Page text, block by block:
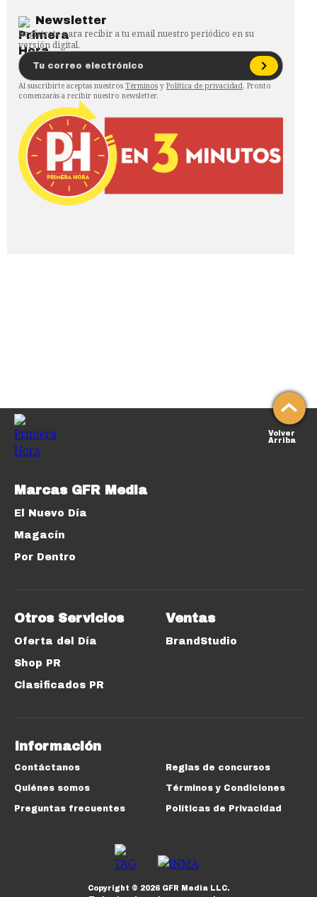
Newsletter
Regístrate para recibir a tu email nuestro periódico en su
versión digital.
Al suscribirte aceptas nuestros Términos y Política de privacidad. Pronto
comenzarás a recibir nuestro newsletter.
Volver
Arriba
Marcas GFR Media
El Nuevo Día
Magacín
Por Dentro
Otros Servicios
Oferta del Día
Shop PR
Clasificados PR
Ventas
BrandStudio
Información
Contáctanos
Quiénes somos
Preguntas frecuentes
Reglas de concursos
Términos y Condiciones
Políticas de Privacidad
Copyright © 2026GFR Media LLC.